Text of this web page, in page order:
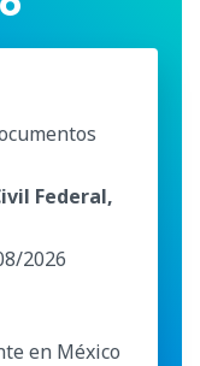
Federal,
2026
en México